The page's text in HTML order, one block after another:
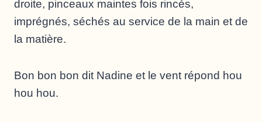
droite, pinceaux maintes fois rincés,
imprégnés, séchés au service de la main et de
la matière.
Bon bon bon dit Nadine et le vent répond hou
hou hou.